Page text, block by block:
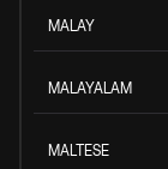
MALAY
MALAYALAM
MALTESE